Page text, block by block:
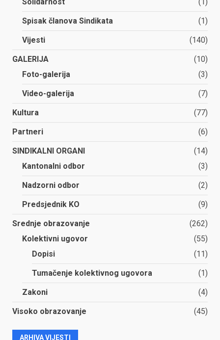
Spisak članova Sindikata (1)
Vijesti (140)
GALERIJA
(10)
Foto-galerija
(3)
Video-galerija (7)
Kultura (77)
Partneri (6)
SINDIKALNI ORGANI
(14)
Kantonalni odbor
(3)
Nadzorni odbor (2)
Predsjednik KO (9)
Srednje obrazovanje
(262)
Kolektivni ugovor
(55)
Dopisi
(11)
Tumačenje kolektivnog ugovora (1)
Zakoni (4)
Visoko obrazovanje (45)
ARHIVA VIJESTI